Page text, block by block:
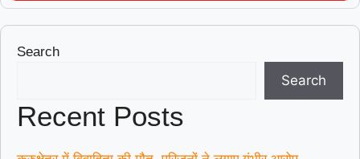
Search
Search
Recent Posts